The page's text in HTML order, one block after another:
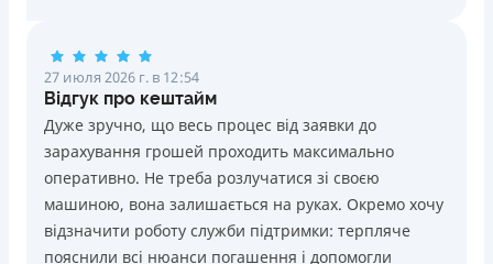
ПОЛУЧИТЬ ЗАЙМ
проблемной кредитной историей.
Переводятся деньги на банковскую карту сразу после
подписания электронного договора о предоставлении
кредита
Дарятся скидки до -99% постоянным клиентам на
будущие кредиты согласно программе лояльности
Программа лояльности для постоянных клиентов
Круглосуточная поддержка в Viber, Telegram,
27 июля 2026 г. в 12:54
Відгук про кештайм
Дуже зручно, що весь процес від заявки до
зарахування грошей проходить максимально
оперативно. Не треба розлучатися зі своєю
машиною, вона залишається на руках. Окремо хочу
відзначити роботу служби підтримки: терпляче
пояснили всі нюанси погашення і допомогли